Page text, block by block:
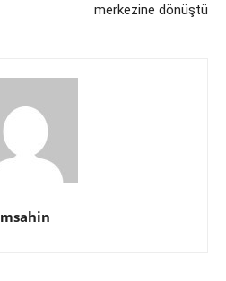
merkezine dönüştü
msahin